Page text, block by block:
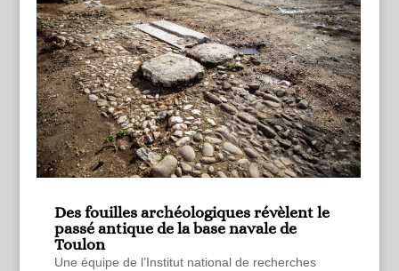
Des fouilles archéologiques révèlent le
passé antique de la base navale de
Toulon
Une équipe de l’Institut national de recherches